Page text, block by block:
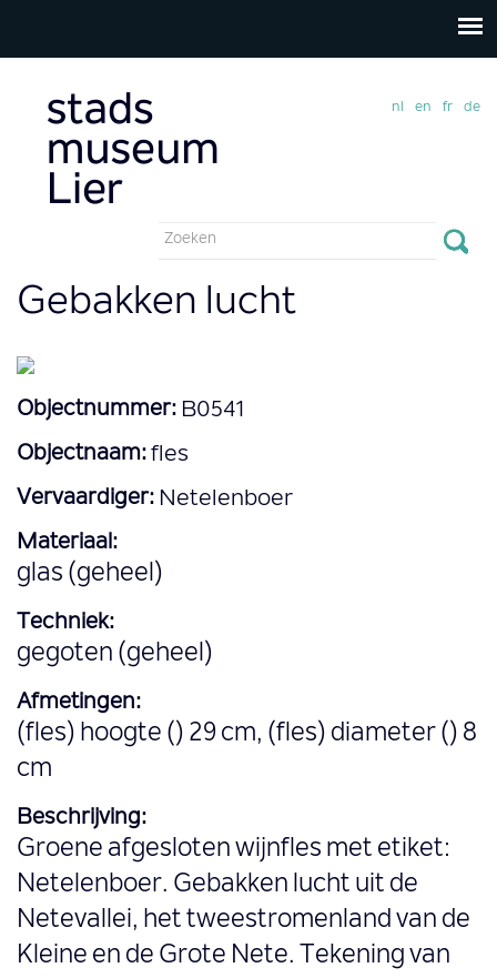
Zoekveld
nl en fr de
Gebakken lucht
Objectnummer: B0541
Objectnaam: fles
Vervaardiger: Netelenboer
Materiaal:
glas (geheel)
Techniek:
gegoten (geheel)
Afmetingen:
(fles) hoogte () 29 cm, (fles) diameter () 8
cm
Beschrijving:
Groene afgesloten wijnfles met etiket:
Netelenboer. Gebakken lucht uit de
Netevallei, het tweestromenland van de
Kleine en de Grote Nete. Tekening van